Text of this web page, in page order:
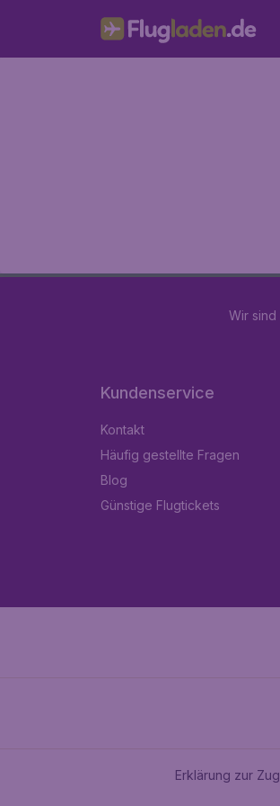
Wir sind
Kundenservice
Kontakt
Häufig gestellte Fragen
Blog
Günstige Flugtickets
Erklärung zur